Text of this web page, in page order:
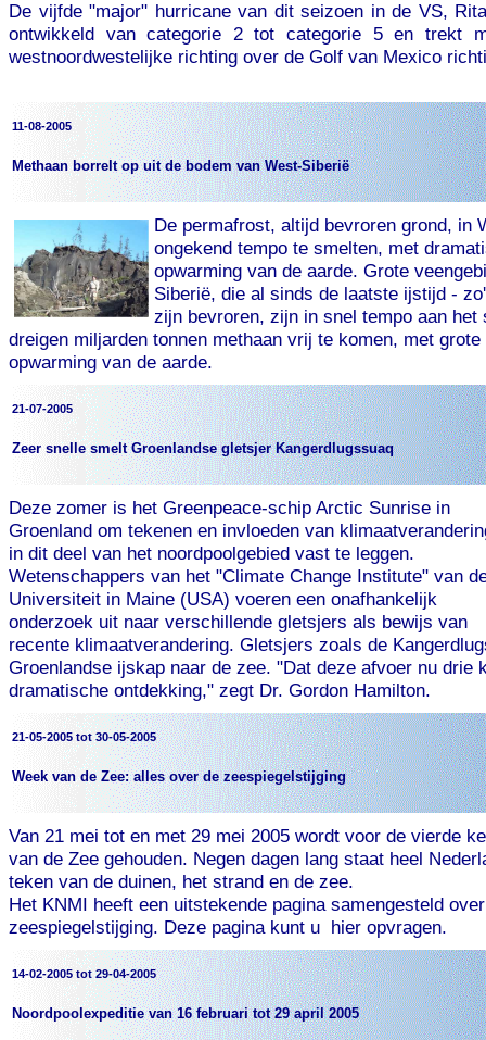
De vijfde "major" hurricane van dit seizoen in de VS,
ontwikkeld van categorie 2 tot categorie 5 en trekt
westnoordwestelijke richting over de Golf van Mexico
11-08-2005
Methaan borrelt op uit de bodem van West-Siberië
De permafrost, altijd bevroren grond, in
ongekend tempo te smelten, met
opwarming van de aarde. Grote
Siberië, die al sinds de laatste ijstijd -
zijn bevroren, zijn in snel tempo aan het
dreigen miljarden tonnen methaan vrij te komen, met
opwarming van de aarde.
21-07-2005
Zeer snelle smelt Groenlandse gletsjer Kangerdlugssuaq
Deze zomer is het Greenpeace-schip Arctic Sunrise in
Groenland om tekenen en invloeden van
in dit deel van het noordpoolgebied vast te leggen.
Wetenschappers van het "Climate Change Institute" van
Universiteit in Maine (USA) voeren een onafhankelijk
onderzoek uit naar verschillende gletsjers als bewijs van
recente klimaatverandering. Gletsjers zoals de
Groenlandse ijskap naar de zee. "Dat deze afvoer nu drie
dramatische ontdekking," zegt Dr. Gordon Hamilton.
21-05-2005 tot 30-05-2005
Week van de Zee: alles over de zeespiegelstijging
Van 21 mei tot en met 29 mei 2005 wordt voor de vierde
van de Zee gehouden. Negen dagen lang staat heel
teken van de duinen, het strand en de zee.
Het KNMI heeft een uitstekende pagina samengesteld over
zeespiegelstijging. Deze pagina kunt u hier opvragen.
14-02-2005 tot 29-04-2005
Noordpoolexpeditie van 16 februari tot 29 april 2005